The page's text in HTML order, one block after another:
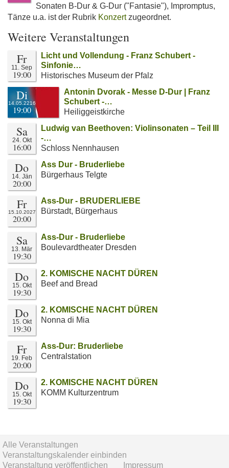
Sonaten B-Dur & G-Dur ("Fantasie"), Impromptus,
Tänze u.a. ist der Rubrik Konzertzugeordnet.
Weitere Veranstaltungen
Fr
11. Sep
19:00
Licht und Vollendung - Franz Schubert -
Sinfonie…
Historisches Museum der Pfalz
Di
14.05.2216
19:00
Antonin Dvorak - Messe D-Dur | Franz
Schubert -…
Heiliggeistkirche
Sa
24. Okt
16:00
Ludwig van Beethoven: Violinsonaten – Teil III
-…
Schloss Nennhausen
Do
14. Jän
20:00
Ass Dur - Bruderliebe
Bürgerhaus Telgte
Fr
15.10.2027
20:00
Ass-Dur - BRUDERLIEBE
Bürstadt, Bürgerhaus
Sa
13. Mär
19:30
Ass-Dur - Bruderliebe
Boulevardtheater Dresden
Do
15. Okt
19:30
2. KOMISCHE NACHT DÜREN
Beef and Bread
Do
15. Okt
19:30
2. KOMISCHE NACHT DÜREN
Nonna di Mia
Fr
19. Feb
20:00
Ass-Dur: Bruderliebe
Centralstation
Do
15. Okt
19:30
2. KOMISCHE NACHT DÜREN
KOMM Kulturzentrum
Alle Veranstaltungen
Veranstaltungskalender einbinden
Veranstaltung veröffentlichen
Impressum